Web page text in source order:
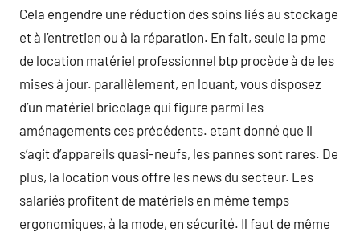
Cela engendre une réduction des soins liés au stockage
et à l’entretien ou à la réparation. En fait, seule la pme
de location matériel professionnel btp procède à de les
mises à jour. parallèlement, en louant, vous disposez
d’un matériel bricolage qui figure parmi les
aménagements ces précédents. etant donné que il
s’agit d’appareils quasi-neufs, les pannes sont rares. De
plus, la location vous offre les news du secteur. Les
salariés profitent de matériels en même temps
ergonomiques, à la mode, en sécurité. Il faut de même